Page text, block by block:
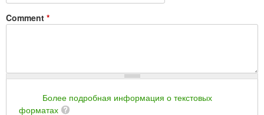
Comment *
Более подробная информация о текстовых
форматах